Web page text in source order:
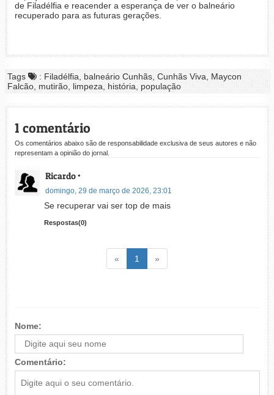
de Filadélfia e reacender a esperança de ver o balneário
recuperado para as futuras gerações.
Tags
: Filadélfia, balneário Cunhãs, Cunhãs Viva, Maycon
Falcão, mutirão, limpeza, história, população
1 comentário
Os comentários abaixo são de responsabilidade exclusiva de seus autores e não
representam a opinião do jornal.
Ricardo*
domingo, 29 de março de 2026, 23:01
Se recuperar vai ser top de mais
Respostas(0)
« Voltar1 (atual)
»
Nome:
Comentário: